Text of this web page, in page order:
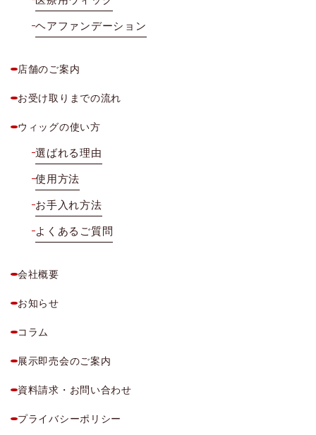
ヘアファンデーション
店舗のご案内
お受け取りまでの流れ
ウィッグの使い方
選ばれる理由
使用方法
お手入れ方法
よくあるご質問
会社概要
お知らせ
コラム
展示即売会のご案内
資料請求・お問い合わせ
プライバシーポリシー